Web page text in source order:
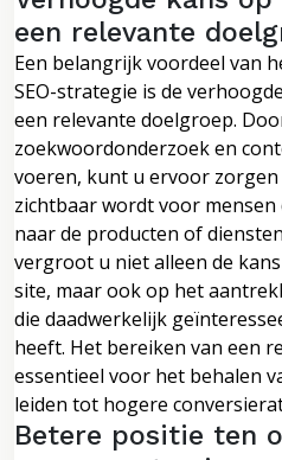
een relevante
Een belangrijk voordeel van
SEO-strategie is de
een relevante doelgroep.
zoekwoordonderzoek en
voeren, kunt u ervoor
zichtbaar wordt voor mensen
naar de producten of
vergroot u niet alleen de
site, maar ook op het
die daadwerkelijk
heeft. Het bereiken van een
essentieel voor het behalen
leiden tot hogere
Betere positie ten